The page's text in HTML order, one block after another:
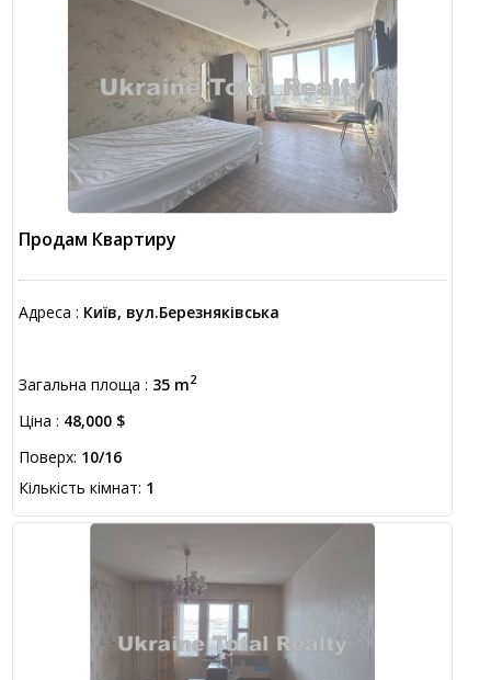
Продам Квартиру
Адреса : Київ, вул.Березняківська
Загальна площа : 35 m2
Ціна : 48,000 $
Поверх: 10/16
Кількість кімнат: 1